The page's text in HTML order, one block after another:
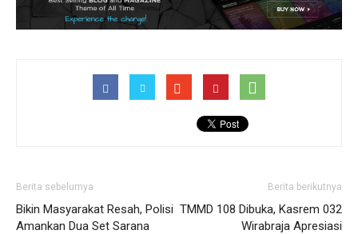
Berita sebelumya
Bikin Masyarakat Resah, Polisi
Amankan Dua Set Sarana
Berita berikutnya
TMMD 108 Dibuka, Kasrem 032
Wirabraja Apresiasi